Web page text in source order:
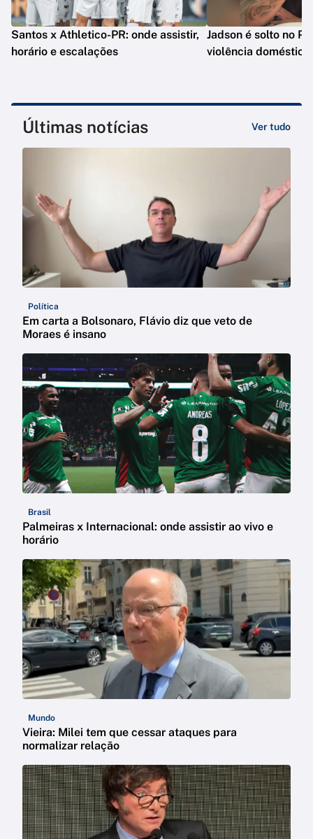
Santos x Athletico-PR: onde assistir,
horário e escalações
Jadson é solto no
violência doméstica
Últimas notícias Ver tudo
Política
Em carta a Bolsonaro, Flávio diz que veto de
Moraes é insano
Brasil
Palmeiras x Internacional: onde assistir ao vivo e
horário
Mundo
Vieira: Milei tem que cessar ataques para
normalizar relação